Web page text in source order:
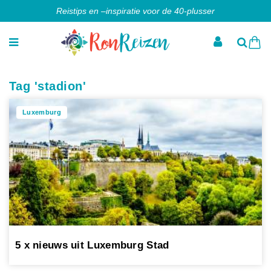
Reistips en –inspiratie voor de 40-plusser
Tag 'stadion'
Luxemburg
5 x nieuws uit Luxemburg Stad